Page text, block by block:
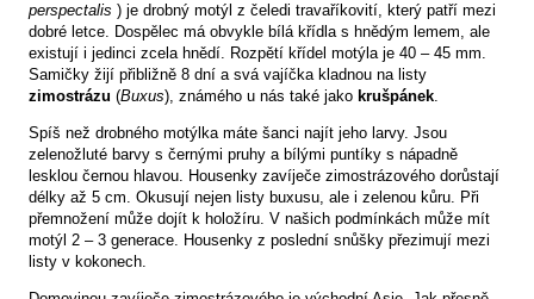
perspectalis ) je drobný motýl z čeledi travaříkovití, který patří mezi
dobré letce. Dospělec má obvykle bílá křídla s hnědým lemem, ale
existují i jedinci zcela hnědí. Rozpětí křídel motýla je 40 – 45 mm.
Samičky žijí přibližně 8 dní a svá vajíčka kladnou na listy
zimostrázu (Buxus), známého u nás také jako krušpánek.
Spíš než drobného motýlka máte šanci najít jeho larvy. Jsou
zelenožluté barvy s černými pruhy a bílými puntíky s nápadně
lesklou černou hlavou. Housenky zavíječe zimostrázového dorůstají
délky až 5 cm. Okusují nejen listy buxusu, ale i zelenou kůru. Při
přemnožení může dojít k holožíru. V našich podmínkách může mít
motýl 2 – 3 generace. Housenky z poslední snůšky přezimují mezi
listy v kokonech.